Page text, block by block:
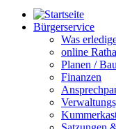
Bürgerservice
Was
online
Planen /
Finanzen